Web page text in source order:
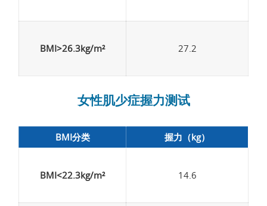
BMI>26.3kg/m² 27.2
女性肌少症握力测试
BMI分类 握力（kg）
BMI<22.3kg/m² 14.6